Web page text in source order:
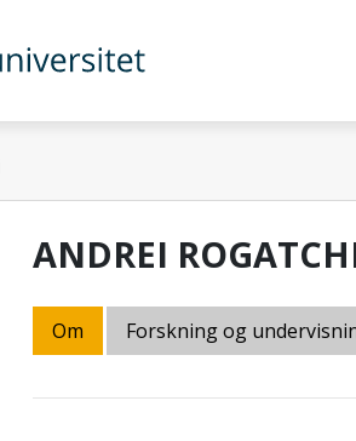
ANDREI
Om Forskning og